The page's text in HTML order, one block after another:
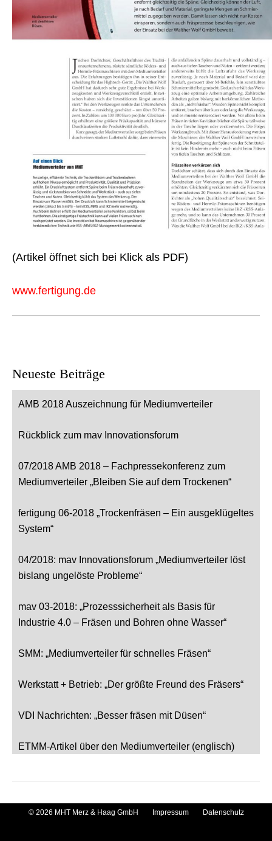
(Artikel öffnet sich bei Klick als PDF)
www.fertigung.de
Neueste Beiträge
AMB 2018 Auszeichnung für Mediumverteiler
Rückblick zum mav Innovationsforum
07/2018 AMB 2018 – Fachpressekonferenz zum
Mediumverteiler „Bleiben Sie auf dem Trockenen“
fertigung 06-2018 „Trockenfräsen – Ein ausgeklügeltes
System“
04/2018: mav Innovationsforum „Mediumverteiler löst
bislang ungelöste Probleme“
mav 03-2018: „Prozesssicherheit als Basis für
Industrie 4.0 – Fräsen und Bohren ohne Wasser“
SMM: „Mediumverteiler für schnelles Fräsen“
Werkstatt + Betrieb: „Der größte Freund des Fräsers“
VDI Nachrichten: „Besser fräsen mit Düsen“
ETMM-Artikel über den Mediumverteiler (englisch)
© 2026 MHT Merz & Haag GmbH Impressum Datenschutz